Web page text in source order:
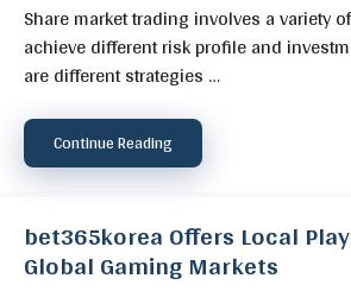
Share market trading involves a variety
achieve different risk profile and
are different strategies …
Continue Reading
bet365korea Offers Local
Global Gaming Markets